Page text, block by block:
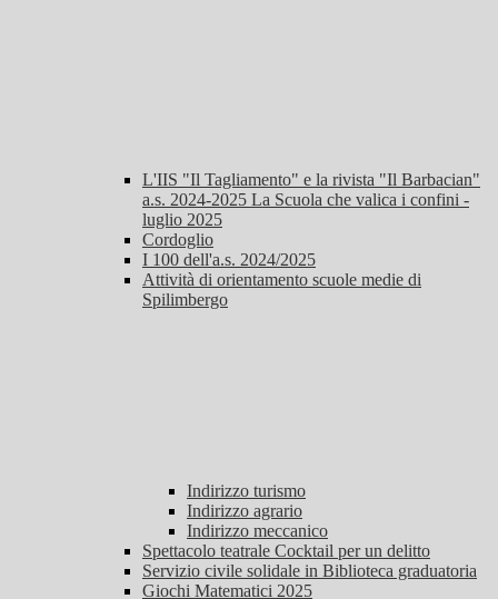
L'IIS "Il Tagliamento" e la rivista "Il Barbacian"
a.s. 2024-2025 La Scuola che valica i confini -
luglio 2025
Cordoglio
I 100 dell'a.s. 2024/2025
Attività di orientamento scuole medie di
Spilimbergo
Indirizzo turismo
Indirizzo agrario
Indirizzo meccanico
Spettacolo teatrale Cocktail per un delitto
Servizio civile solidale in Biblioteca graduatoria
Giochi Matematici 2025